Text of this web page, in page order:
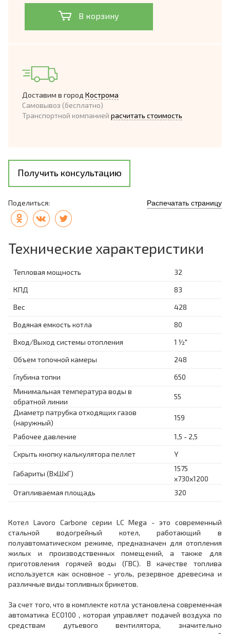
В корзину
Доставим в город Кострома
Самовывоз (бесплатно)
Транспортной компанией расчитать стоимость
Получить консультацию
Поделиться: Распечатать страницу
Технические характеристики
Тепловая мощность
32
КПД
83
Вес
428
Водяная емкость котла
80
Вход/Выход системы отопления
1 ½"
Объем топочной камеры
248
Глубина топки
650
Минимальная температура воды в
обратной линии
55
Диаметр патрубка отходящих газов
(наружный)
159
Рабочее давление
1,5 - 2,5
Скрыть кнопку калькулятора пеллет
Y
Габариты (ВхШхГ)
1575
x730x1200
Отапливаемая площадь
320
Котел Lavoro Carbone серии LC Mega - это современный
стальной водогрейный котел, работающий в
полуавтоматическом режиме, предназначен для отопления
жилых и производственных помещений, а также для
приготовления горячей воды (ГВС). В качестве топлива
используется как основное - уголь, резервное древесина и
различные виды топливных брикетов.
За счет того, что в комплекте котла установлена современная
автоматика ECO100 , которая управляет подачей воздуха по
средствам дутьевого вентилятора, значительно